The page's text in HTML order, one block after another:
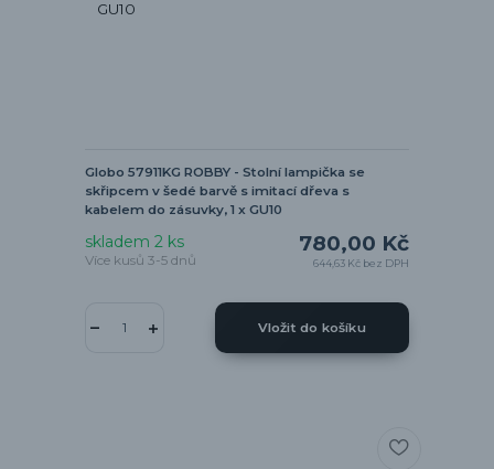
Globo 57911KG ROBBY - Stolní lampička se
skřipcem v šedé barvě s imitací dřeva s
kabelem do zásuvky, 1 x GU10
780,00 Kč
644,63 Kč bez DPH
skladem 2 ks
Více kusů 3-5 dnů
Vložit do košíku